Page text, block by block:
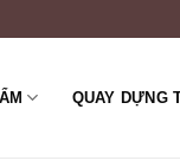
QUAY DỰNG